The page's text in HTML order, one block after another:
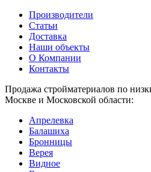
Производители
Статьи
Доставка
Наши объекты
О Компании
Контакты
Продажа стройматериалов по
Москве и Московской области:
Апрелевка
Балашиха
Бронницы
Верея
Видное